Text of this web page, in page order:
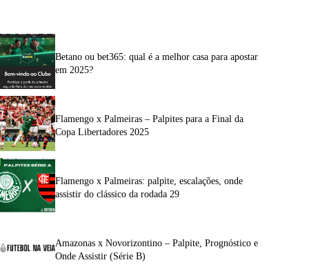
Betano ou bet365: qual é a melhor casa para apostar
em 2025?
Flamengo x Palmeiras – Palpites para a Final da
Copa Libertadores 2025
Flamengo x Palmeiras: palpite, escalações, onde
assistir do clássico da rodada 29
Amazonas x Novorizontino – Palpite, Prognóstico e
Onde Assistir (Série B)